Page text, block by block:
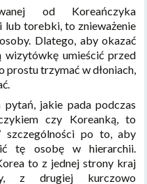
od Koreańczyka
torebki, to znieważenie
Dlatego, aby okazać
wizytówkę umieścić przed
prostu trzymać w dłoniach,
pytań, jakie pada podczas
czy Koreanką, to
po to, aby
tę osobę w hierarchii.
to z jednej strony kraj
z drugiej kurczowo